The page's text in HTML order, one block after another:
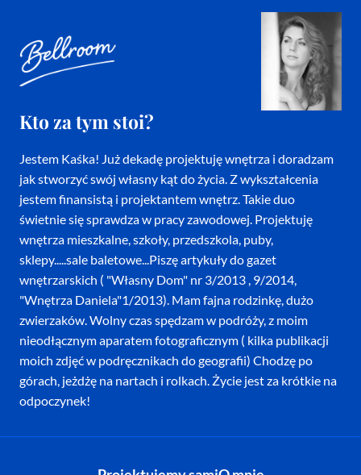
Kto za tym stoi?
Jestem Kaśka! Już dekadę projektuję wnętrza i doradzam
jak stworzyć swój własny kąt do życia. Z wykształcenia
jestem finansistą i projektantem wnętrz. Takie duo
świetnie się sprawdza w pracy zawodowej. Projektuję
wnętrza mieszkalne, szkoły, przedszkola, puby,
sklepy.....sale baletowe...Piszę artykuły do gazet
wnętrzarskich ( "Własny Dom" nr 3/2013 , 9/2014,
"Wnętrza Daniela"1/2013). Mam fajna rodzinkę, dużo
zwierzaków. Wolny czas spędzam w podróży, z moim
nieodłącznym aparatem fotograficznym ( kilka publikacji
moich zdjęć w podręcznikach do geografii) Chodzę po
górach, jeżdżę na nartach i rolkach. Życie jest za krótkie na
odpoczynek!